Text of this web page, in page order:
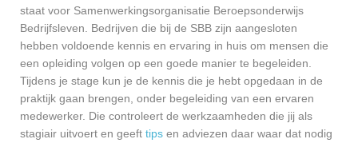
staat voor Samenwerkingsorganisatie Beroepsonderwijs
Bedrijfsleven. Bedrijven die bij de SBB zijn aangesloten
hebben voldoende kennis en ervaring in huis om mensen die
een opleiding volgen op een goede manier te begeleiden.
Tijdens je stage kun je de kennis die je hebt opgedaan in de
praktijk gaan brengen, onder begeleiding van een ervaren
medewerker. Die controleert de werkzaamheden die jij als
stagiair uitvoert en geeft tips en adviezen daar waar dat nodig